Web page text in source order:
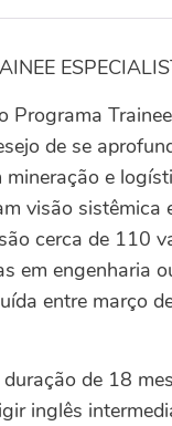
Programa
de se
e
visão sistêmica
cerca de 110
em engenharia
entre março
de 18
inglês